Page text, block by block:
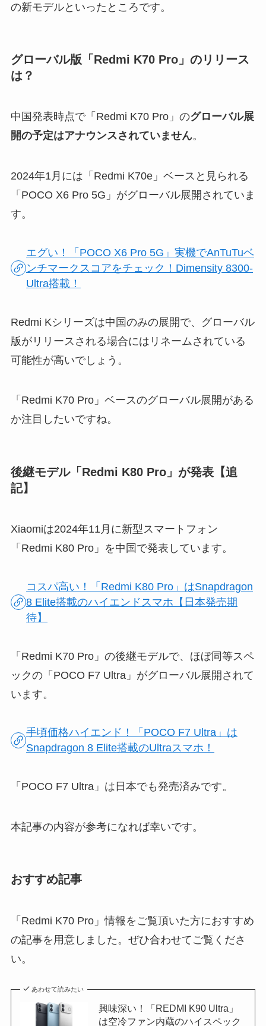
の新モデルといったところです。
グローバル版「Redmi K70 Pro」のリリース
は？
中国発表時点で「Redmi K70 Pro」のグローバル展
開の予定はアナウンスされていません。
2024年1月には「Redmi K70e」ベースと見られる
「POCO X6 Pro 5G」がグローバル展開されていま
す。
エグい！「POCO X6 Pro 5G」実機でAnTuTuベ
ンチマークスコアをチェック！Dimensity 8300-
Ultra搭載！
Redmi Kシリーズは中国のみの展開で、グローバル
版がリリースされる場合にはリネームされている
可能性が高いでしょう。
「Redmi K70 Pro」ベースのグローバル展開がある
か注目したいですね。
後継モデル「Redmi K80 Pro」が発表【追
記】
Xiaomiは2024年11月に新型スマートフォン
「Redmi K80 Pro」を中国で発表しています。
コスパ高い！「Redmi K80 Pro」はSnapdragon
8 Elite搭載のハイエンドスマホ【日本発売期
待】
「Redmi K70 Pro」の後継モデルで、ほぼ同等スペ
ックの「POCO F7 Ultra」がグローバル展開されて
います。
手頃価格ハイエンド！「POCO F7 Ultra」は
Snapdragon 8 Elite搭載のUltraスマホ！
「POCO F7 Ultra」は日本でも発売済みです。
本記事の内容が参考になれば幸いです。
おすすめ記事
「Redmi K70 Pro」情報をご覧頂いた方におすすめ
の記事を用意しました。ぜひ合わせてご覧くださ
い。
あわせて読みたい
興味深い！「REDMI K90 Ultra」
は空冷ファン内蔵のハイスペック